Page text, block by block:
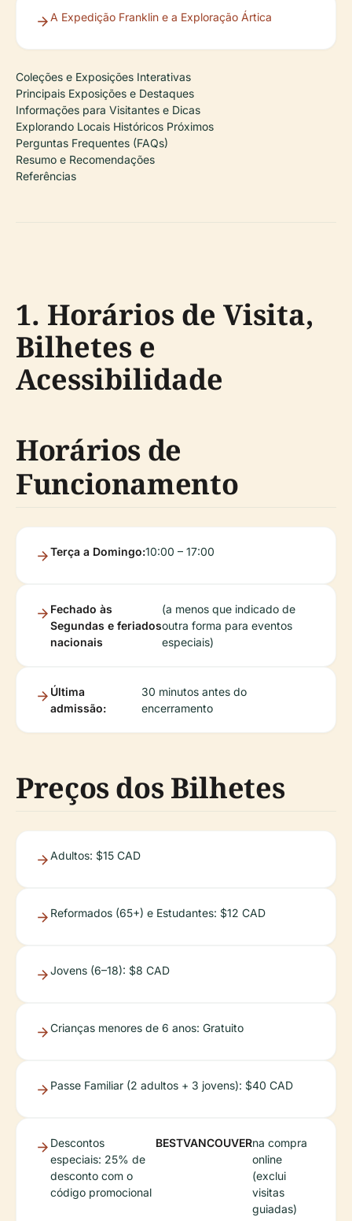
A Expedição Franklin e a Exploração Ártica
Coleções e Exposições Interativas
Principais Exposições e Destaques
Informações para Visitantes e Dicas
Explorando Locais Históricos Próximos
Perguntas Frequentes (FAQs)
Resumo e Recomendações
Referências
1. Horários de Visita,
Bilhetes e
Acessibilidade
Horários de
Funcionamento
Terça a Domingo:10:00 – 17:00
Fechado às
Segundas e feriados
nacionais
(a menos que indicado de
outra forma para eventos
especiais)
Última
admissão:
30 minutos antes do
encerramento
Preços dos Bilhetes
Adultos: $15 CAD
Reformados (65+) e Estudantes: $12 CAD
Jovens (6–18): $8 CAD
Crianças menores de 6 anos: Gratuito
Passe Familiar (2 adultos + 3 jovens): $40 CAD
Descontos
especiais: 25% de
desconto com o
código promocional
BESTVANCOUVERna compra
online
(exclui
visitas
guiadas)